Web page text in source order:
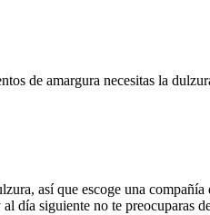
de amargura necesitas la
así que escoge una compañía
día siguiente no te preocuparas